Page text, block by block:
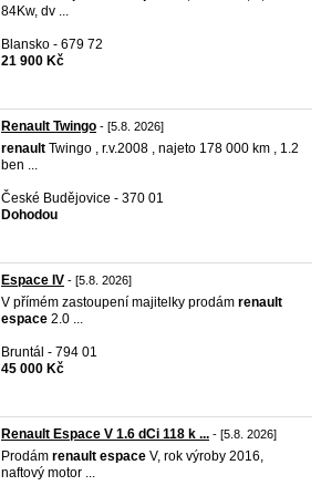
84Kw, dv ...
Blansko - 679 72
21 900 Kč
Renault Twingo - [5.8. 2026]
renault Twingo , r.v.2008 , najeto 178 000 km , 1.2
ben ...
České Budějovice - 370 01
Dohodou
Espace IV - [5.8. 2026]
V přímém zastoupení majitelky prodám renault
espace 2.0 ...
Bruntál - 794 01
45 000 Kč
Renault Espace V 1.6 dCi 118 k ... - [5.8. 2026]
Prodám renault espace V, rok výroby 2016,
naftový motor ...